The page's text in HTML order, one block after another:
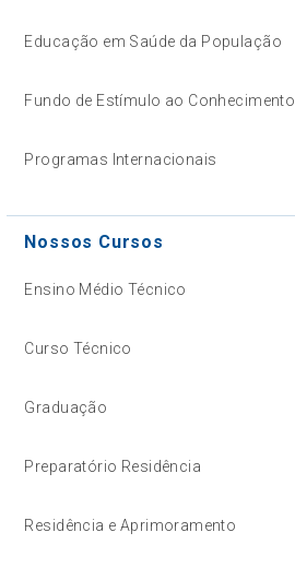
Educação em Saúde da População
Fundo de Estímulo ao Conhecimento
Programas Internacionais
Nossos Cursos
Ensino Médio Técnico
Curso Técnico
Graduação
Preparatório Residência
Residência e Aprimoramento